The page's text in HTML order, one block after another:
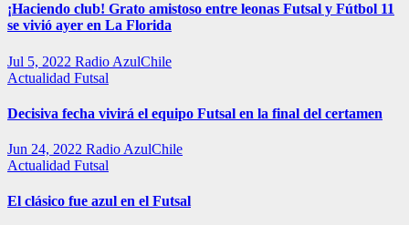
¡Haciendo club! Grato amistoso entre leonas Futsal y Fútbol 11
se vivió ayer en La Florida
Jul 5, 2022 Radio AzulChile
Actualidad Futsal
Decisiva fecha vivirá el equipo Futsal en la final del certamen
Jun 24, 2022 Radio AzulChile
Actualidad Futsal
El clásico fue azul en el Futsal